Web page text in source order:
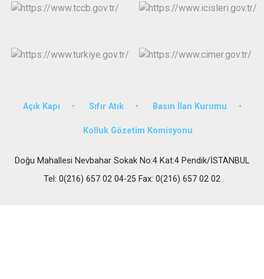
Açık Kapı Sıfır Atık Basın İlan Kurumu
Kolluk Gözetim Komisyonu
Doğu Mahallesi Nevbahar Sokak No:4 Kat:4 Pendik/İSTANBUL
Tel: 0(216) 657 02 04-25 Fax: 0(216) 657 02 02